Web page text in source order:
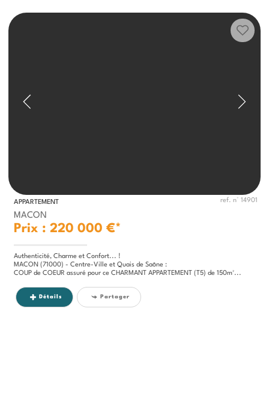
APPARTEMENT ref. n° 14901
MACON
Prix : 220 000 €*
Authenticité, Charme et Confort... !
MACON (71000) - Centre-Ville et Quais de Saône :
COUP de COEUR assuré pour ce CHARMANT APPARTEMENT (T5) de 150m²...
Détails Partager